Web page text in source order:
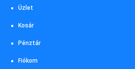
Üzlet
Kosár
Pénztár
Fiókom